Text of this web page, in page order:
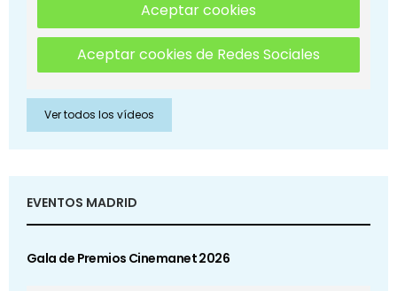
Aceptar cookies
Aceptar cookies de Redes Sociales
Ver todos los vídeos
EVENTOS MADRID
Gala de Premios Cinemanet 2026